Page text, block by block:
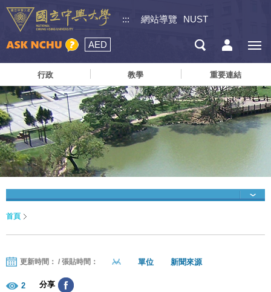
::: 網站導覽 NUST
AED
行政 教學 重要連結
首頁
更新時間： / 張貼時間： 單位 新聞來源
2 分享